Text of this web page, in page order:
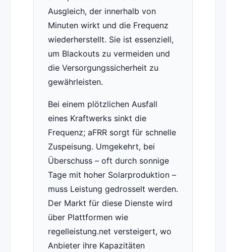
Ausgleich, der innerhalb von
Minuten wirkt und die Frequenz
wiederherstellt. Sie ist essenziell,
um Blackouts zu vermeiden und
die Versorgungssicherheit zu
gewährleisten.
Bei einem plötzlichen Ausfall
eines Kraftwerks sinkt die
Frequenz; aFRR sorgt für schnelle
Zuspeisung. Umgekehrt, bei
Überschuss – oft durch sonnige
Tage mit hoher Solarproduktion –
muss Leistung gedrosselt werden.
Der Markt für diese Dienste wird
über Plattformen wie
regelleistung.net versteigert, wo
Anbieter ihre Kapazitäten